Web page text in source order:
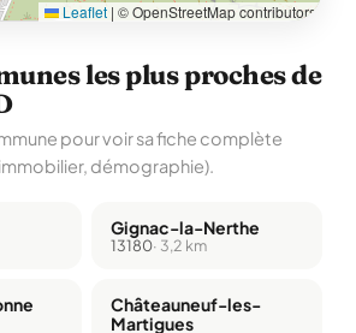
Leaflet | © OpenStreetMap contributors
les plus proches de
pour voir sa fiche complète
démographie).
Gignac-la-Nerthe
13180· 3,2 km
Châteauneuf-les-
Martigues